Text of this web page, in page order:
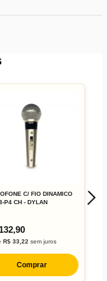
C/ FIO DINAMICO
P4 CH - DYLAN
R$ 33,22 sem juros
Comprar